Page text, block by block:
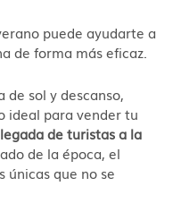
puede ayudarte a
de forma más eficaz.
de sol y descanso,
ideal para vender tu
de turistas a la
de la época, el
únicas que no se